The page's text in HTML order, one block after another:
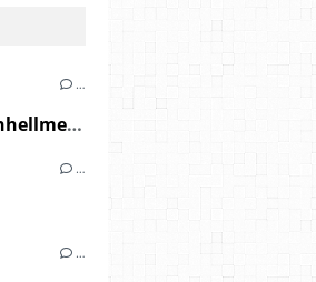
…
El-P - Weareallgoingtoburninhellmegamixx2 (2008)
…
…